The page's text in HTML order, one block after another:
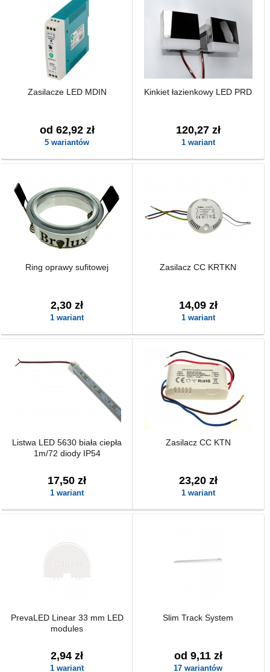
Zasilacze LED MDIN
od 62,92 zł
5 wariantów
Kinkiet łazienkowy LED PRD
120,27 zł
1 wariant
Ring oprawy sufitowej
2,30 zł
1 wariant
Zasilacz CC KRTKN
14,09 zł
1 wariant
Listwa LED 5630 biała ciepła
1m/72 diody IP54
17,50 zł
1 wariant
Zasilacz CC KTN
23,20 zł
1 wariant
PrevaLED Linear 33 mm LED
modules
2,94 zł
1 wariant
Slim Track System
od 9,11 zł
17 wariantów